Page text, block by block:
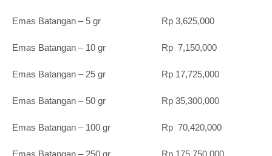
Emas Batangan – 5 gr Rp 3,625,000
Emas Batangan – 10 gr Rp 7,150,000
Emas Batangan – 25 gr Rp 17,725,000
Emas Batangan – 50 gr Rp 35,300,000
Emas Batangan – 100 gr Rp 70,420,000
Emas Batangan – 250 gr Rp 175,750,000